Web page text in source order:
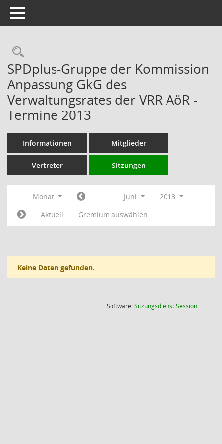
Toggle navigation
Rechercheauswahl
SPDplus-Gruppe der Kommission
Anpassung GkG des
Verwaltungsrates der VRR AöR -
Termine 2013
Informationen Mitglieder
Vertreter Sitzungen
Monat Juni
2013
Aktuell
Gremium auswählen
Keine Daten gefunden.
Software:SitzungsdienstSession(Wird in